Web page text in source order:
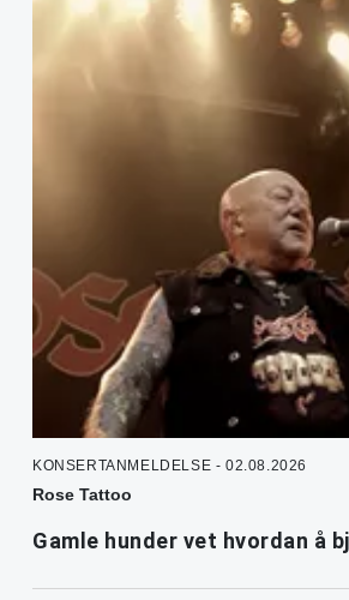
KONSERTANMELDELSE - 02.08.2026
Rose Tattoo
Gamle hunder vet hvordan å